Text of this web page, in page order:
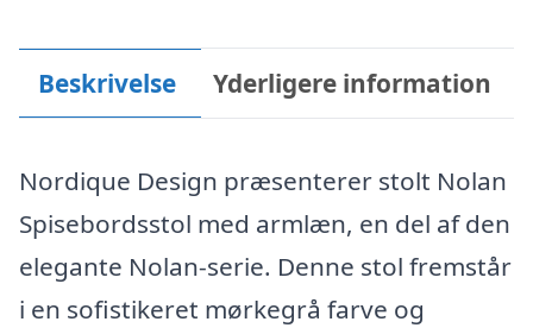
Beskrivelse Yderligere information
Nordique Design præsenterer stolt Nolan
Spisebordsstol med armlæn, en del af den
elegante Nolan-serie. Denne stol fremstår
i en sofistikeret mørkegrå farve og